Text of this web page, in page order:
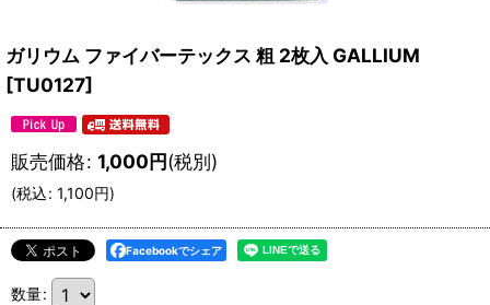
ガリウム ファイバーテックス 粗 2枚入 GALLIUM
[TU0127]
販売価格: 1,000円(税別)
(税込: 1,100円)
Facebookでシェア
数量: